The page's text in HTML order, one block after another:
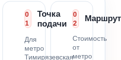
0
1
Точка
подачи
Для
метро
Тимирязевская
0
2
Маршрут
Стоимость
от
метро